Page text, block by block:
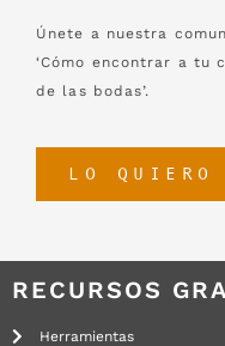
Únete a nuestra
‘Cómo encontrar a tu
de las bodas’.
LO QUIERO
RECURSOS
Herramientas